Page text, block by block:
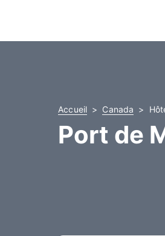
Accueil Canada
Port de